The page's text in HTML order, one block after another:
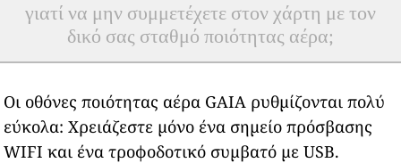
γιατί να μην συμμετέχετε στον χάρτη με τον
δικό σας σταθμό ποιότητας αέρα;
Οι οθόνες ποιότητας αέρα GAIA ρυθμίζονται πολύ
εύκολα: Χρειάζεστε μόνο ένα σημείο πρόσβασης
WIFI και ένα τροφοδοτικό συμβατό με USB.